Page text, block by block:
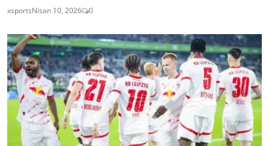
xsportsNisan 10, 2026 0